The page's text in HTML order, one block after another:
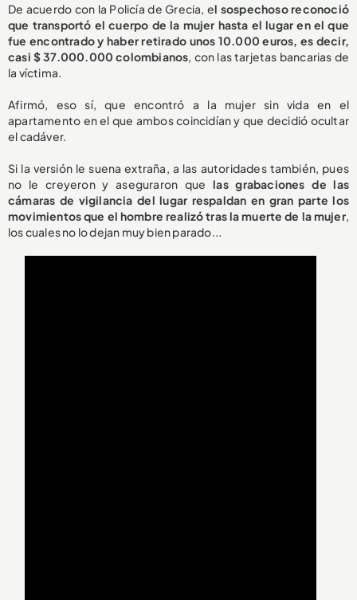
De acuerdo con la Policía de Grecia, el sospechoso reconoció
que transportó el cuerpo de la mujer hasta el lugar en el que
fue encontrado y haber retirado unos 10.000 euros, es decir,
casi $ 37.000.000 colombianos, con las tarjetas bancarias de
la víctima.
Afirmó, eso sí, que encontró a la mujer sin vida en el
apartamento en el que ambos coincidían y que decidió ocultar
el cadáver.
Si la versión le suena extraña, a las autoridades también, pues
no le creyeron y aseguraron quelas grabaciones de las
cámaras de vigilancia del lugar respaldan en gran parte los
movimientos que el hombre realizó tras la muerte de la mujer,
los cuales no lo dejan muy bien parado...